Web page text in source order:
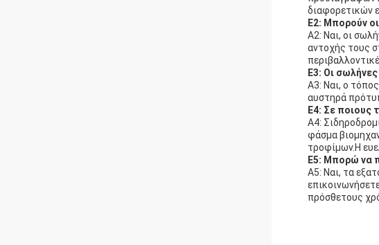
διαφορετικών
Ε2: Μπορούν
Α2: Ναι, οι
αντοχής τους
Ε3: Οι
Α3: Ναι, ο
αυστηρά
Ε4: Σε ποιους
Α4:
φάσμα
τροφίμων.Η
Ε5: Μπορώ να
Α5: Ναι, τα
πρόσθετους